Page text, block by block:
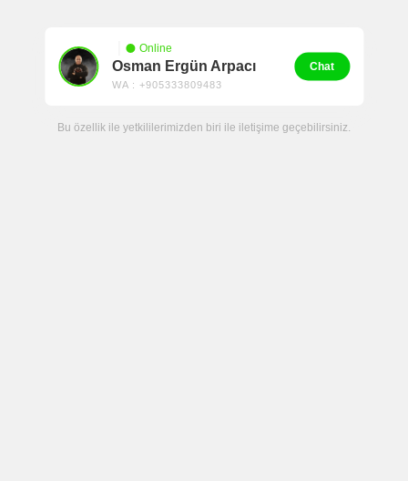
Osman Ergün Arpacı
Online
WA : +905333809483
Chat
Bu özellik ile yetkililerimizden biri ile iletişime geçebilirsiniz.